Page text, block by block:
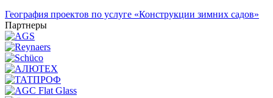
География проектов по услуге «Конструкции зимних садов»
Партнеры